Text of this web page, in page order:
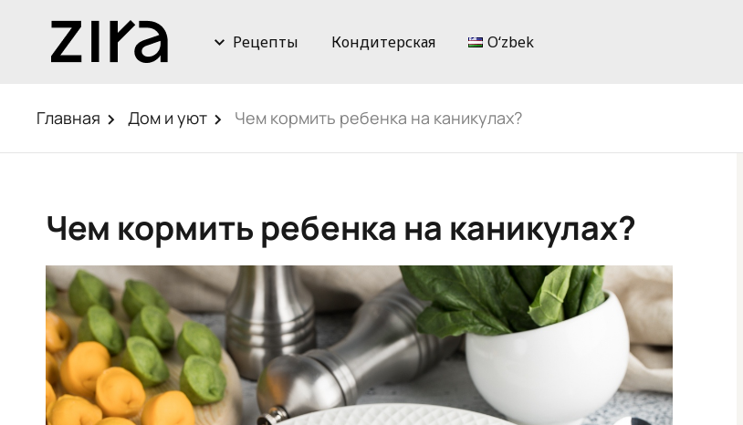
Рецепты Кондитерская Oʻzbek
Главная Дом и уют Чем кормить ребенка на каникулах?
Чем кормить ребенка на каникулах?